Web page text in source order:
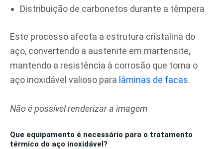
Distribuição de carbonetos durante a têmpera
Este processo afecta a estrutura cristalina do
aço, convertendo a austenite em martensite,
mantendo a resistência à corrosão que torna o
aço inoxidável valioso para lâminas de facas.
Não é possível renderizar a imagem
Que equipamento é necessário para o tratamento
térmico do aço inoxidável?